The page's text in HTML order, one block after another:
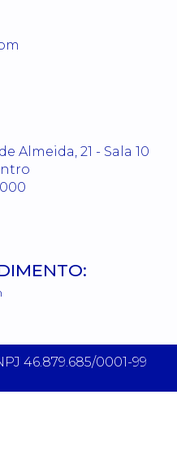
Almeida, 21 - Sala 10
46.879.685/0001-99